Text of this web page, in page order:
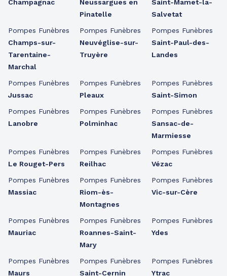
Champagnac
Pompes Funèbres
Champs-sur-
Tarentaine-
Marchal
Pompes Funèbres
Jussac
Pompes Funèbres
Lanobre
Pompes Funèbres
Le Rouget-Pers
Pompes Funèbres
Massiac
Pompes Funèbres
Mauriac
Pompes Funèbres
Maurs
Neussargues en
Pinatelle
Pompes Funèbres
Neuvéglise-sur-
Truyère
Pompes Funèbres
Pleaux
Pompes Funèbres
Polminhac
Pompes Funèbres
Reilhac
Pompes Funèbres
Riom-ès-
Montagnes
Pompes Funèbres
Roannes-Saint-
Mary
Pompes Funèbres
Saint-Cernin
Saint-Mamet-la-
Salvetat
Pompes Funèbres
Saint-Paul-des-
Landes
Pompes Funèbres
Saint-Simon
Pompes Funèbres
Sansac-de-
Marmiesse
Pompes Funèbres
Vézac
Pompes Funèbres
Vic-sur-Cère
Pompes Funèbres
Ydes
Pompes Funèbres
Ytrac